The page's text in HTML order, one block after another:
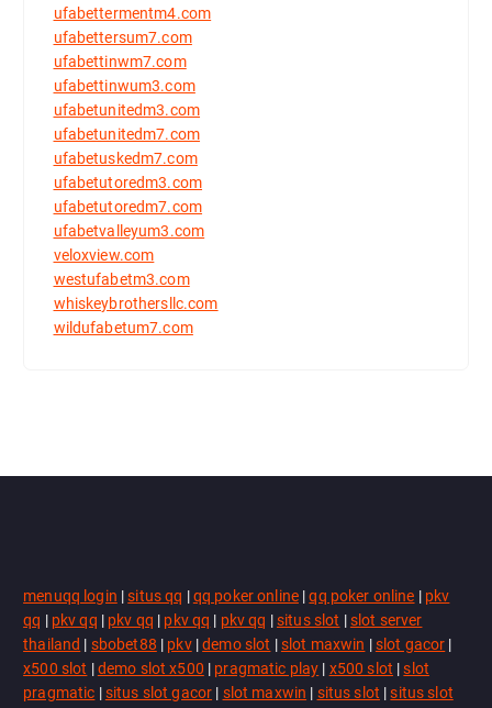
ufabettermentm4.com
ufabettersum7.com
ufabettinwm7.com
ufabettinwum3.com
ufabetunitedm3.com
ufabetunitedm7.com
ufabetuskedm7.com
ufabetutoredm3.com
ufabetutoredm7.com
ufabetvalleyum3.com
veloxview.com
westufabetm3.com
whiskeybrothersllc.com
wildufabetum7.com
menuqq login |situs qq |qq poker online|qq poker online | pkv
qq | pkv qq | pkv qq | pkv qq | pkv qq |situs slot |slot server
thailand | sbobet88 | pkv|demo slot |slot maxwin |slot gacor |
x500 slot |demo slot x500 | pragmatic play | x500 slot |slot
pragmatic |situs slot gacor | slot maxwin | situs slot |situs slot